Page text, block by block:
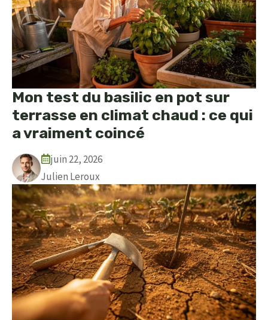
Mon test du basilic en pot sur
terrasse en climat chaud : ce qui
a vraiment coincé
juin 22, 2026
Julien Leroux